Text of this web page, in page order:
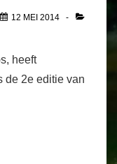
12 MEI 2014
heeft
de 2e editie van